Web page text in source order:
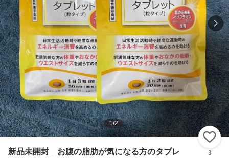
1/2
新品未開封 お腹の脂肪が気になる方のタブレ
3